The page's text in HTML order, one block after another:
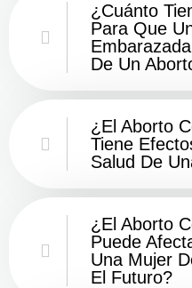
¿Cuánto
Para Que
De Un
¿El Aborto
Tiene
Salud De
¿El Aborto
Puede
Una Mujer
El Futuro?